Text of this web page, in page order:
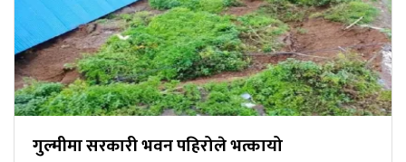
गुल्मीमा सरकारी भवन पहिरोले भत्कायो